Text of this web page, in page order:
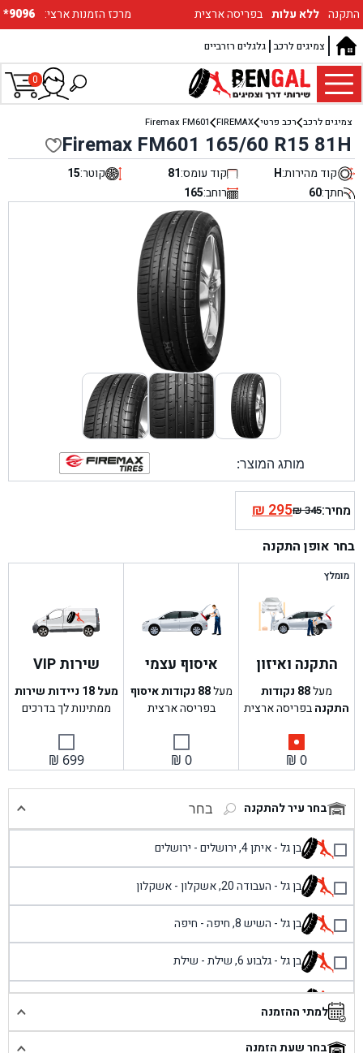
*9096 :מרכז הזמנות ארצי התקנה ללא עלות בפריסה ארצית
גלגלים רזרביים צמיגים לרכב
0
צמיגים לרכב רכב פרטי FIREMAX
Firemax FM601
Firemax FM601 165/60 R15 81H
קוד מהירות:H קוד עומס:81 קוטר:15
חתך:60 רוחב:165
מותג המוצר:
מחיר: ₪345
המחיר
המקורי
היה:
₪295המחיר
הנוכחי
הוא:
בחר אופן התקנה
מומלץ
התקנה ואיזון
מעל88 נקודות
התקנהבפריסה ארצית
₪ 0
איסוף עצמי
מעל88 נקודות איסוף
בפריסה ארצית
₪ 0
שירות VIP
מעל 18 ניידות שירות
ממתינות לך בדרכים
₪ 699
בחר עיר להתקנה בחר
בן גל - איתן 4, ירושלים - ירושלים
בן גל - העבודה 20, אשקלון - אשקלון
בן גל - השיש 8, חיפה - חיפה
בן גל - גלבוע 6, שילת - שילת
בן גל - פוריידיס, כניסה צפונית מול כביש 4 - פרדיס
בן גל - שכונת אזור תעשייה זעירה, עיילבון - עיילבון
למתי ההזמנה
בחר שעת הזמנה